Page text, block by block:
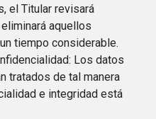
el Titular revisará
aquellos
tiempo considerable.
Los datos
tratados de tal manera
e integridad está